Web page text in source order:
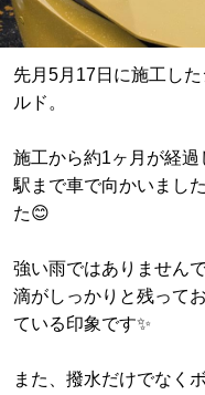
先月5月17日に施工し
ルド。
施工から約1ヶ月が経過
駅まで車で向かいまし
た😊
強い雨ではありません
滴がしっかりと残って
ている印象です✨
また、撥水だけでなく